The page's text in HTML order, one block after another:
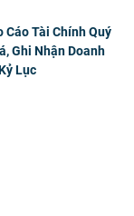
Cáo Tài Chính Quý
Ghi Nhận Doanh
Lục